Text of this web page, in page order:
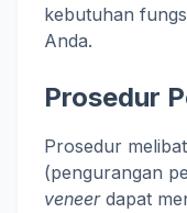
kebutuhan
Anda.
Prosedur
Prosedur
(pengurangan
veneer dapat